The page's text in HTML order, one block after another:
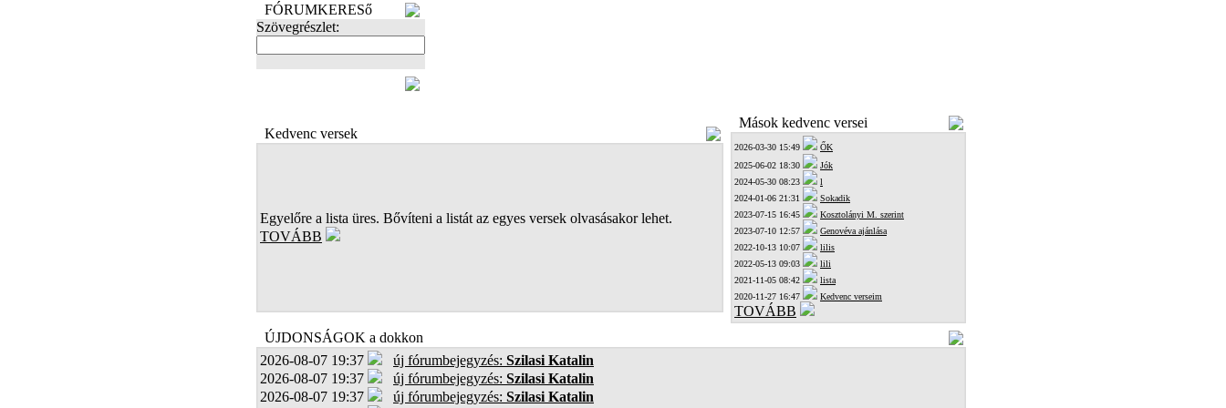
FÓRUMKERESő
Szövegrészlet:
Kedvenc versek
Egyelőre a lista üres. Bővíteni a listát az egyes versek olvasásakor lehet.
TOVÁBB
Mások kedvenc versei
2026-03-30 15:49
ŐK
2025-06-02 18:30
Jók
2024-05-30 08:23
l
2024-01-06 21:31
Sokadik
2023-07-15 16:45
Kosztolányi M. szerint
2023-07-10 12:57
Genovéva ajánlása
2022-10-13 10:07
lilis
2022-05-13 09:03
lili
2021-11-05 08:42
lista
2020-11-27 16:47
Kedvenc verseim
TOVÁBB
ÚJDONSÁGOK a dokkon
2026-08-07 19:37
új fórumbejegyzés: Szilasi Katalin
2026-08-07 19:37
új fórumbejegyzés: Szilasi Katalin
2026-08-07 19:37
új fórumbejegyzés: Szilasi Katalin